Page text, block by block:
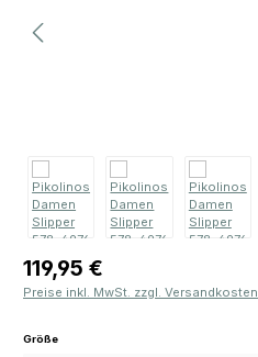
Regulärer Preis:
119,95 €
Preise inkl. MwSt. zzgl. Versandkosten
Größeauswählen